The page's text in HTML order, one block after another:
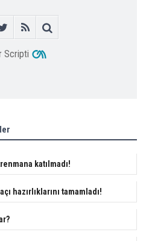
Scripti
katılmadı!
hazırlıklarını tamamladı!